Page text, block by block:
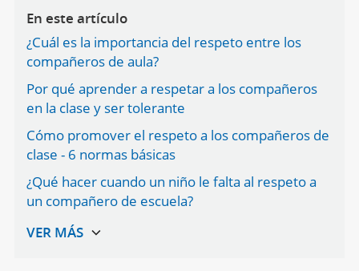
En este artículo
¿Cuál es la importancia del respeto entre los
compañeros de aula?
Por qué aprender a respetar a los compañeros
en la clase y ser tolerante
Cómo promover el respeto a los compañeros de
clase - 6 normas básicas
¿Qué hacer cuando un niño le falta al respeto a
un compañero de escuela?